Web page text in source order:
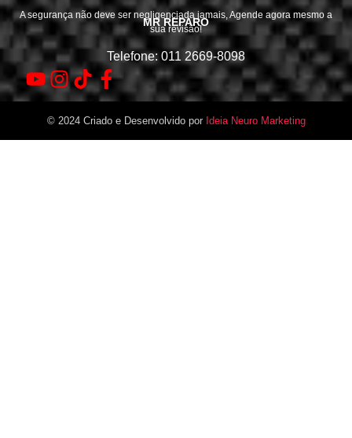
MR REPARO
A segurança não deve ser negligenciada jamais, Agende agora mesmo a
sua revisão!
Telefone: 011 2669-8098
© 2024 Criado e Desenvolvido por Ideia Neuro Marketing